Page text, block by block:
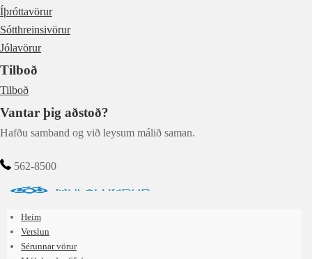
Íþróttavörur
Sótthreinsivörur
Jólavörur
Tilboð
Tilboð
Vantar þig aðstoð?
Hafðu samband og við leysum málið saman.
562-8500
Heim
Verslun
Sérunnar vörur